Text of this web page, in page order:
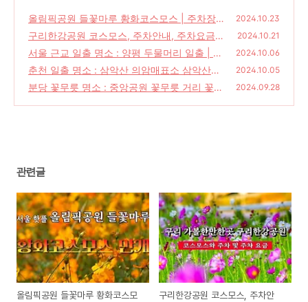
올림픽공원 들꽃마루 황화코스모스 | 주차장
주차요금 대중교통 안내
(22)
2024.10.23
구리한강공원 코스모스, 주차안내, 주차요금,
구리 가볼한만곳
(10)
2024.10.21
서울 근교 일출 명소 : 양평 두물머리 일출 | 주
변 가볼 만한 곳
(26)
2024.10.06
춘천 일출 명소 : 삼악산 의암매표소 삼악산장
일출 | 삼악산 의암매표소 가는길
(20)
2024.10.05
분당 꽃무릇 명소 : 중앙공원 꽃무릇 거리 꽃말
2024.09.28
관련글
올림픽공원 들꽃마루 황화코스모
구리한강공원 코스모스, 주차안